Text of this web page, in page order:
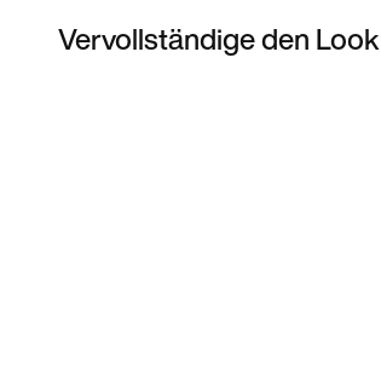
Vervollständige den Look